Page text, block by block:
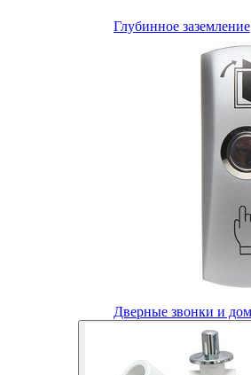
Глубинное заземление
Дверные звонки и